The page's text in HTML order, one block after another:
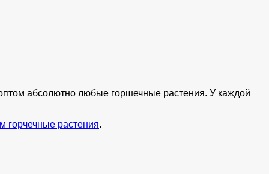
абсолютно любые горшечные растения. У каждой
горчечные растения.